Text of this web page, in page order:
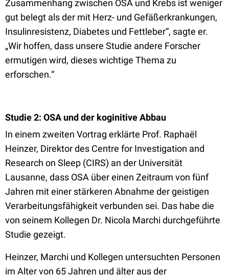
Zusammenhang zwischen OSA und Krebs ist weniger
gut belegt als der mit Herz- und Gefäßerkrankungen,
Insulinresistenz, Diabetes und Fettleber“, sagte er.
„Wir hoffen, dass unsere Studie andere Forscher
ermutigen wird, dieses wichtige Thema zu
erforschen.“
Studie 2: OSA und der koginitive Abbau
In einem zweiten Vortrag erklärte Prof. Raphaël
Heinzer, Direktor des Centre for Investigation and
Research on Sleep (CIRS) an der Universität
Lausanne, dass OSA über einen Zeitraum von fünf
Jahren mit einer stärkeren Abnahme der geistigen
Verarbeitungsfähigkeit verbunden sei. Das habe die
von seinem Kollegen Dr. Nicola Marchi durchgeführte
Studie gezeigt.
Heinzer, Marchi und Kollegen untersuchten Personen
im Alter von 65 Jahren und älter aus der